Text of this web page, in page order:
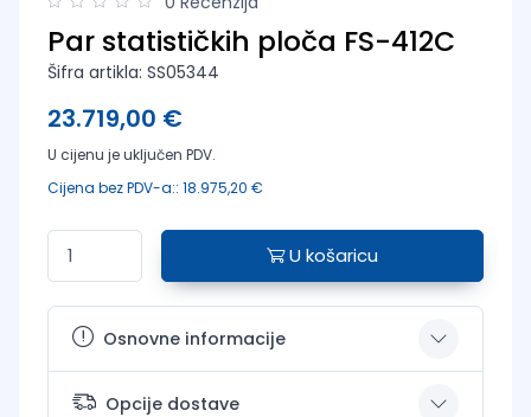
Par statističkih ploča FS-412C
Šifra artikla: SS05344
23.719,00 €
U cijenu je uključen PDV.
Cijena bez PDV-a:: 18.975,20 €
U košaricu
Osnovne informacije
Opcije dostave